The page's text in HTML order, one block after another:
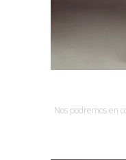
Nos podremos en